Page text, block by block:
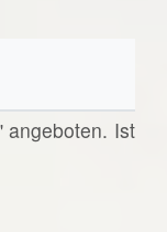
angeboten. Ist